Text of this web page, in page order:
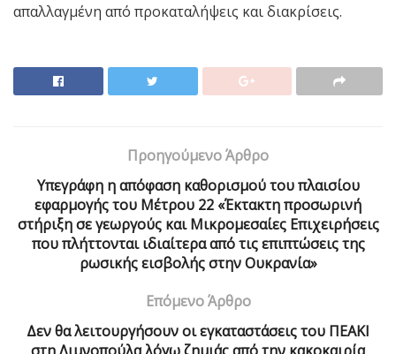
απαλλαγμένη από προκαταλήψεις και διακρίσεις.
Προηγούμενο Άρθρο
Υπεγράφη η απόφαση καθορισμού του πλαισίου
εφαρμογής του Μέτρου 22 «Έκτακτη προσωρινή
στήριξη σε γεωργούς και Μικρομεσαίες Επιχειρήσεις
που πλήττονται ιδιαίτερα από τις επιπτώσεις της
ρωσικής εισβολής στην Ουκρανία»
Επόμενο Άρθρο
Δεν θα λειτουργήσουν οι εγκαταστάσεις του ΠΕΑΚΙ